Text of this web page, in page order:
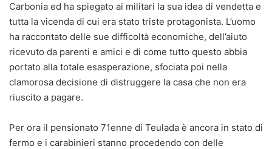
Carbonia ed ha spiegato ai militari la sua idea di vendetta e
tutta la vicenda di cui era stato triste protagonista. L’uomo
ha raccontato delle sue difficoltà economiche, dell’aiuto
ricevuto da parenti e amici e di come tutto questo abbia
portato alla totale esasperazione, sfociata poi nella
clamorosa decisione di distruggere la casa che non era
riuscito a pagare.
Per ora il pensionato 71enne di Teulada è ancora in stato di
fermo e i carabinieri stanno procedendo con delle